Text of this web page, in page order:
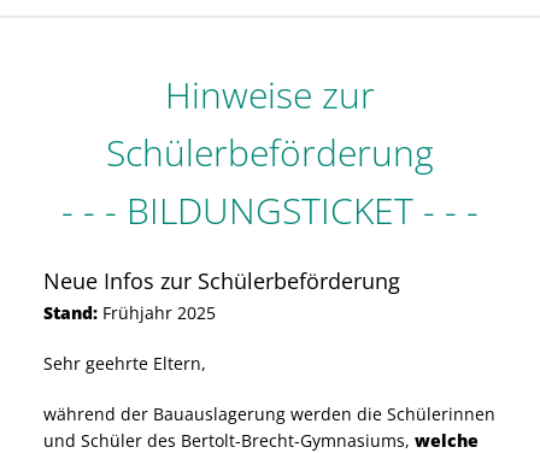
Hinweise zur
Schülerbeförderung
- - - BILDUNGSTICKET - - -
Neue Infos zur Schülerbeförderung
Stand: Frühjahr 2025
Sehr geehrte Eltern,
während der Bauauslagerung werden die Schülerinnen
und Schüler des Bertolt-Brecht-Gymnasiums, welche